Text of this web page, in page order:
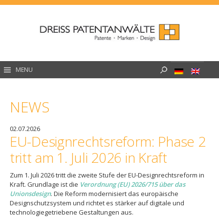
Skip
MENU Suche
NEWS
02.07.2026
EU-Designrechtsreform: Phase 2
tritt am 1. Juli 2026 in Kraft
Zum 1. Juli 2026 tritt die zweite Stufe der EU-Designrechtsreform in
Kraft. Grundlage ist die Verordnung (EU) 2026/715 über das
Unionsdesign. Die Reform modernisiert das europäische
Designschutzsystem und richtet es stärker auf digitale und
technologiegetriebene Gestaltungen aus.